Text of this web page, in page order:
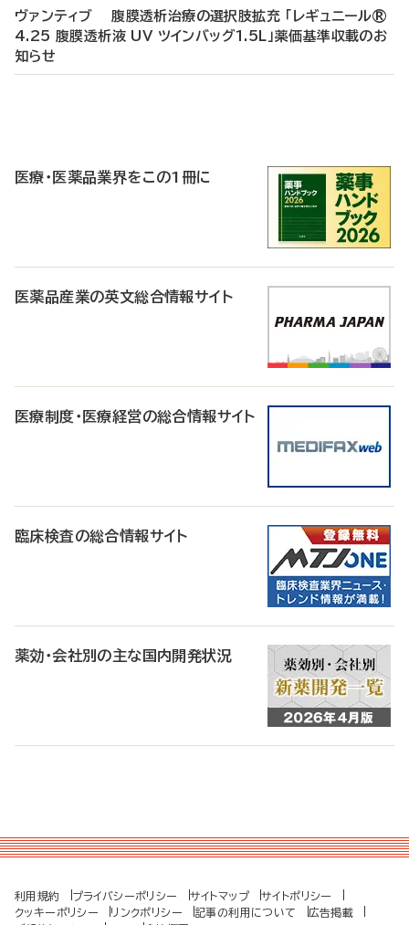
ヴァンティブ 腹膜透析治療の選択肢拡充 「レギュニール®
4.25 腹膜透析液 UV ツインバッグ1.5L」薬価基準収載のお
知らせ
医療・医薬品業界をこの1冊に
医薬品産業の英文総合情報サイト
医療制度・医療経営の総合情報サイト
臨床検査の総合情報サイト
薬効・会社別の主な国内開発状況
利用規約 プライバシーポリシー サイトマップ
サイトポリシー
クッキーポリシー
リンクポリシー 記事の利用について
広告掲載